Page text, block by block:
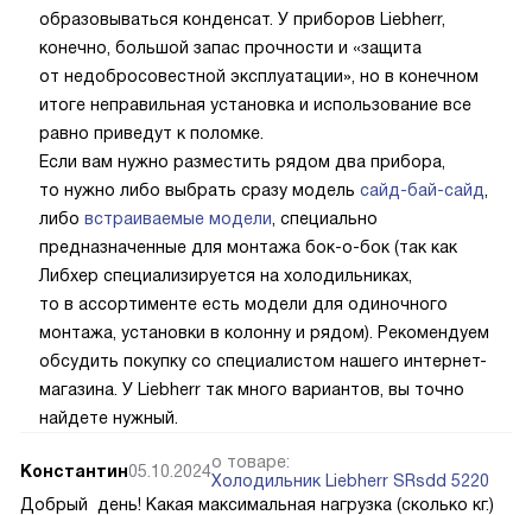
образовываться конденсат. У приборов Liebherr,
конечно, большой запас прочности и «защита
от недобросовестной эксплуатации», но в конечном
итоге неправильная установка и использование все
равно приведут к поломке.
Если вам нужно разместить рядом два прибора,
то нужно либо выбрать сразу модель сайд-бай-сайд
либо встраиваемые модели , специально
предназначенные для монтажа бок-о-бок (так как
Либхер специализируется на холодильниках,
то в ассортименте есть модели для одиночного
монтажа, установки в колонну и рядом). Рекомендуем
обсудить покупку со специалистом нашего интернет-
магазина. У Liebherr так много вариантов, вы точно
найдете нужный.
Константин05.10.2024о товаре:
Холодильник Liebherr SRsdd 5220
Добрый день! Какая максимальная нагрузка (сколько кг.)